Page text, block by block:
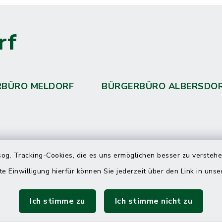
Tracking-Cookies, die es uns ermöglichen besser zu
Einwilligung hierfür können Sie jederzeit über den Link in
Ich stimme zu Ich stimme nicht zu
MELDORF BÜRGERBÜRO
Erreichbarkeit per
08:00 Uhr – 12:00 Uhr
14:00 Uhr – 16:00 Uhr